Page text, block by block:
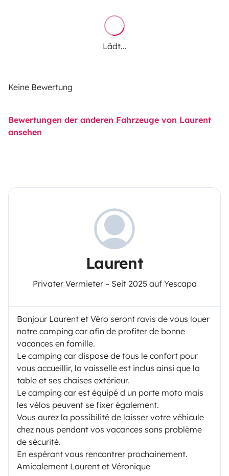
Lädt...
Keine Bewertung
Bewertungen der anderen Fahrzeuge von Laurent
ansehen
Laurent
Privater Vermieter – Seit 2025 auf Yescapa
Bonjour Laurent et Véro seront ravis de vous louer
notre camping car afin de profiter de bonne
vacances en famille.
Le camping car dispose de tous le confort pour
vous accueillir, la vaisselle est inclus ainsi que la
table et ses chaises extérieur.
Le camping car est équipé d un porte moto mais
les vélos peuvent se fixer également.
Vous aurez la possibilité de laisser votre véhicule
chez nous pendant vos vacances sans problème
de sécurité.
En espérant vous rencontrer prochainement.
Amicalement Laurent et Véronique